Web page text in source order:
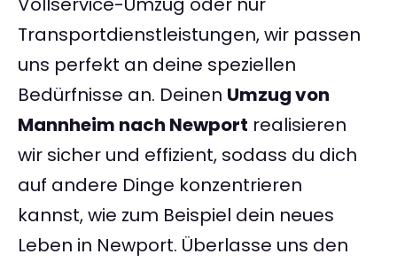
Transportdienstleistungen, wir passen
uns perfekt an deine speziellen
Bedürfnisse an. Deinen Umzug von
Mannheim nach Newport realisieren
wir sicher und effizient, sodass du dich
auf andere Dinge konzentrieren
kannst, wie zum Beispiel dein neues
Leben in Newport. Überlasse uns den